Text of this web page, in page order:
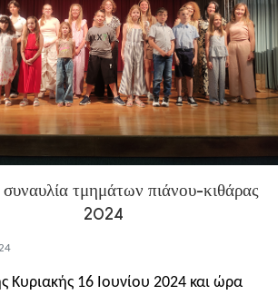
τμημάτων πιάνου-κιθάρας
2024
Κυριακής 16 Ιουνίου 2024 και ώρα